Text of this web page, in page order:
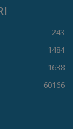
243
1484
1638
60166